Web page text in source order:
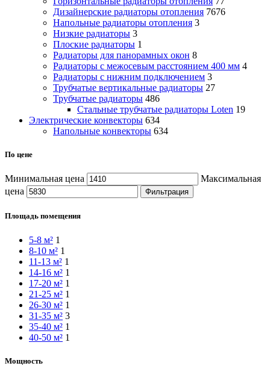
Дизайнерские радиаторы отопления 7676
Напольные радиаторы отопления 3
Низкие радиаторы 3
Плоские радиаторы 1
Радиаторы для панорамных окон 8
Радиаторы с межосевым расстоянием 400 мм 4
Радиаторы с нижним подключением 3
Трубчатые вертикальные радиаторы 27
Трубчатые радиаторы 486
Cтальные трубчатые радиаторы Loten 19
Электрические конвекторы 634
Напольные конвекторы 634
По цене
Минимальная цена
Максимальная
цена
Фильтрация
Площадь помещения
5-8 м² 1
8-10 м² 1
11-13 м² 1
14-16 м² 1
17-20 м² 1
21-25 м² 1
26-30 м² 1
31-35 м² 3
35-40 м² 1
40-50 м² 1
Мощность